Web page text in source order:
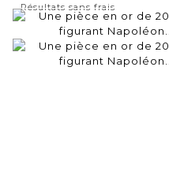
Résultats sans frais